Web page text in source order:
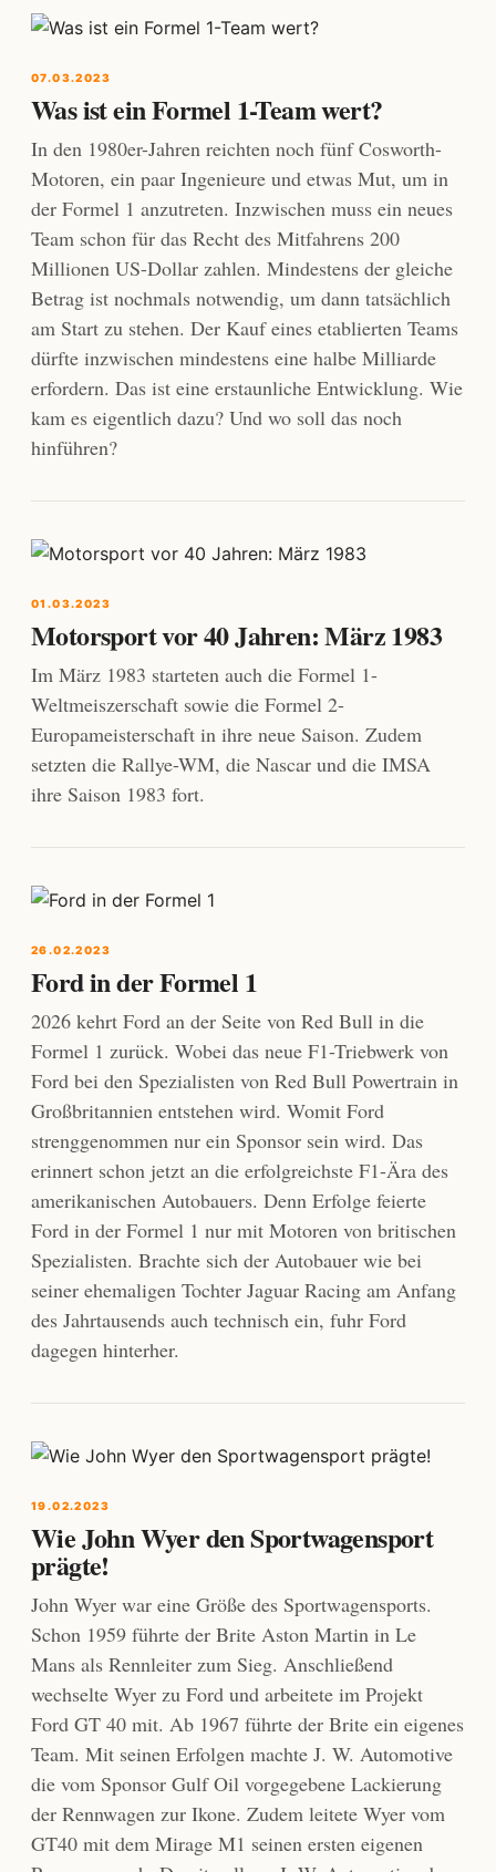
07.03.2023
Was ist ein Formel 1-Team wert?
In den 1980er-Jahren reichten noch fünf Cosworth-
Motoren, ein paar Ingenieure und etwas Mut, um in
der Formel 1 anzutreten. Inzwischen muss ein neues
Team schon für das Recht des Mitfahrens 200
Millionen US-Dollar zahlen. Mindestens der gleiche
Betrag ist nochmals notwendig, um dann tatsächlich
am Start zu stehen. Der Kauf eines etablierten Teams
dürfte inzwischen mindestens eine halbe Milliarde
erfordern. Das ist eine erstaunliche Entwicklung. Wie
kam es eigentlich dazu? Und wo soll das noch
hinführen?
01.03.2023
Motorsport vor 40 Jahren: März 1983
Im März 1983 starteten auch die Formel 1-
Weltmeiszerschaft sowie die Formel 2-
Europameisterschaft in ihre neue Saison. Zudem
setzten die Rallye-WM, die Nascar und die IMSA
ihre Saison 1983 fort.
26.02.2023
Ford in der Formel 1
2026 kehrt Ford an der Seite von Red Bull in die
Formel 1 zurück. Wobei das neue F1-Triebwerk von
Ford bei den Spezialisten von Red Bull Powertrain in
Großbritannien entstehen wird. Womit Ford
strenggenommen nur ein Sponsor sein wird. Das
erinnert schon jetzt an die erfolgreichste F1-Ära des
amerikanischen Autobauers. Denn Erfolge feierte
Ford in der Formel 1 nur mit Motoren von britischen
Spezialisten. Brachte sich der Autobauer wie bei
seiner ehemaligen Tochter Jaguar Racing am Anfang
des Jahrtausends auch technisch ein, fuhr Ford
dagegen hinterher.
19.02.2023
Wie John Wyer den Sportwagensport
prägte!
John Wyer war eine Größe des Sportwagensports.
Schon 1959 führte der Brite Aston Martin in Le
Mans als Rennleiter zum Sieg. Anschließend
wechselte Wyer zu Ford und arbeitete im Projekt
Ford GT 40 mit. Ab 1967 führte der Brite ein eigenes
Team. Mit seinen Erfolgen machte J. W. Automotive
die vom Sponsor Gulf Oil vorgegebene Lackierung
der Rennwagen zur Ikone. Zudem leitete Wyer vom
GT40 mit dem Mirage M1 seinen ersten eigenen